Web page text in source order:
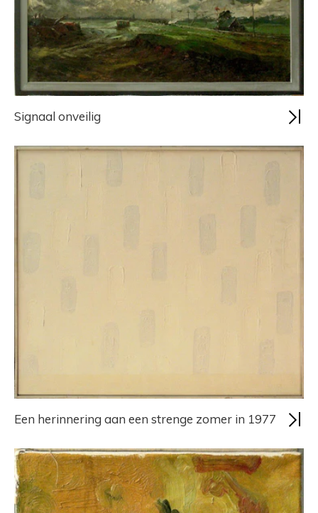
Signaal onveilig
Een herinnering aan een strenge zomer in 1977